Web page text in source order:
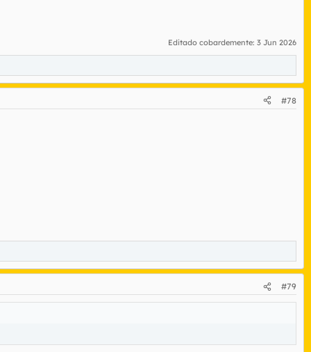
Editado cobardemente: 3 Jun 2026
#78
#79